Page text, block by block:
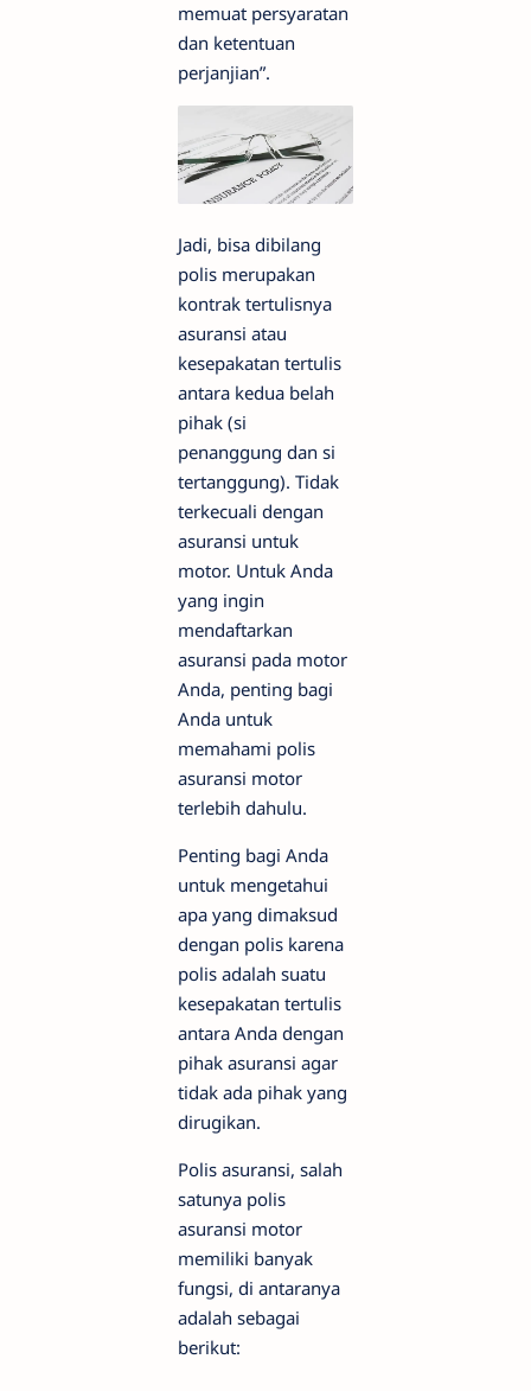
memuat persyaratan
dan ketentuan
perjanjian”.
Jadi, bisa dibilang
polis merupakan
kontrak tertulisnya
asuransi atau
kesepakatan tertulis
antara kedua belah
pihak (si
penanggung dan si
tertanggung). Tidak
terkecuali dengan
asuransi untuk
motor. Untuk Anda
yang ingin
mendaftarkan
asuransi pada motor
Anda, penting bagi
Anda untuk
memahami polis
asuransi motor
terlebih dahulu.
Penting bagi Anda
untuk mengetahui
apa yang dimaksud
dengan polis karena
polis adalah suatu
kesepakatan tertulis
antara Anda dengan
pihak asuransi agar
tidak ada pihak yang
dirugikan.
Polis asuransi, salah
satunya polis
asuransi motor
memiliki banyak
fungsi, di antaranya
adalah sebagai
berikut: